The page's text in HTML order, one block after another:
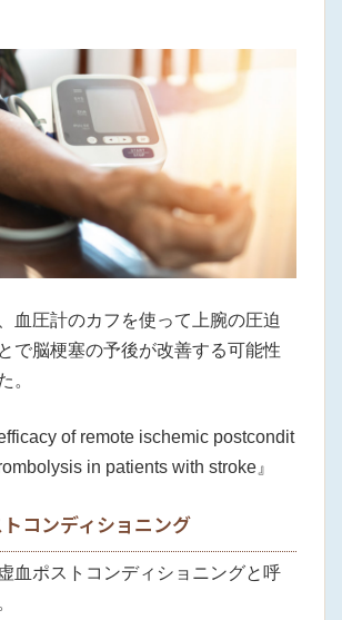
、血圧計のカフを使って上腕の圧迫
で脳梗塞の予後が改善する可能性
。
of remote ischemic postcondit
in patients with stroke』
コンディショニング
血ポストコンディショニングと呼